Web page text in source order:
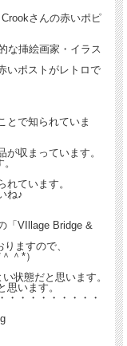
さんの赤いポピ
な挿絵画家・イラス
いポストがレトロで
とで知られていま
収まっています。
ています。
ね♪
「VIllage Bridge &
ますので、
＾*）
状態だと思います。
います。
・・・・・・・・・